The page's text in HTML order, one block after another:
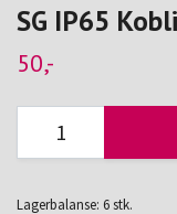
SG IP65
50,-
Lagerbalanse: 6 stk.